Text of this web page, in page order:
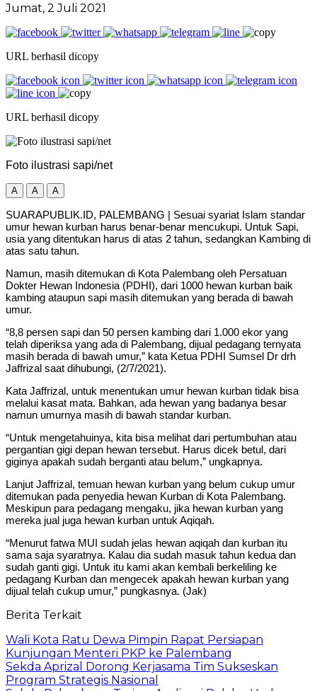
Jumat, 2 Juli 2021
URL berhasil dicopy
URL berhasil dicopy
Foto ilustrasi sapi/net
A A A
SUARAPUBLIK.ID, PALEMBANG | Sesuai syariat Islam standar
umur hewan kurban harus benar-benar mencukupi. Untuk Sapi,
usia yang ditentukan harus di atas 2 tahun, sedangkan Kambing di
atas satu tahun.
Namun, masih ditemukan di Kota Palembang oleh Persatuan
Dokter Hewan Indonesia (PDHI), dari 1000 hewan kurban baik
kambing ataupun sapi masih ditemukan yang berada di bawah
umur.
“8,8 persen sapi dan 50 persen kambing dari 1.000 ekor yang
telah diperiksa yang ada di Palembang, dijual pedagang ternyata
masih berada di bawah umur,” kata Ketua PDHI Sumsel Dr drh
Jaffrizal saat dihubungi, (2/7/2021).
Kata Jaffrizal, untuk menentukan umur hewan kurban tidak bisa
melalui kasat mata. Bahkan, ada hewan yang badanya besar
namun umurnya masih di bawah standar kurban.
“Untuk mengetahuinya, kita bisa melihat dari pertumbuhan atau
pergantian gigi depan hewan tersebut. Harus dicek betul, dari
giginya apakah sudah berganti atau belum,” ungkapnya.
Lanjut Jaffrizal, temuan hewan kurban yang belum cukup umur
ditemukan pada penyedia hewan Kurban di Kota Palembang.
Meskipun para pedagang mengaku, jika hewan kurban yang
mereka jual juga hewan kurban untuk Aqiqah.
“Menurut fatwa MUI sudah jelas hewan aqiqah dan kurban itu
sama saja syaratnya. Kalau dia sudah masuk tahun kedua dan
sudah ganti gigi. Untuk itu kami akan kembali berkeliling ke
pedagang Kurban dan mengecek apakah hewan kurban yang
dijual telah cukup umur,” pungkasnya. (Jak)
Berita Terkait
Wali Kota Ratu Dewa Pimpin Rapat Persiapan
Kunjungan Menteri PKP ke Palembang
Sekda Aprizal Dorong Kerjasama Tim Sukseskan
Program Strategis Nasional